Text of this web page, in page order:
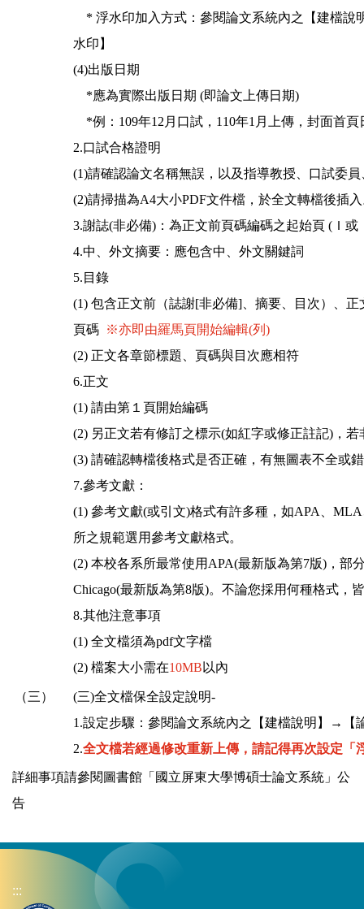
* 浮水印加入方式：參閱論文系統內之【建檔
水印】
(4)出版日期
​*應為實際出版日期 (即論文上傳日期)
*例：109年12月口試，110年1月上傳，封面首頁
2.口試合格證明
(1)請確認論文名稱無誤，以及指導教授、口試委
(2)請掃描為A4大小PDF文件檔，於全文轉檔後插
3.謝誌(非必備)：為正文前頁碼編碼之起始頁 (Ｉ或
4.中、外文摘要：應包含中、外文關鍵詞
5.目錄
(1) 包含正文前（誌謝[非必備]、摘要、目次）、
頁碼 ※亦即由羅馬頁開始編輯(列)
(2) 正文各章節標題、頁碼與目次應相符
6.正文
(1) 請由第１頁開始編碼
(2) 另正文若有修訂之標示(如紅字或修正註記)，
(3) 請確認轉檔後格式是否正確，有無圖表不全或
7.參考文獻：
(1) 參考文獻(或引文)格式有許多種，如APA、
所之規範選用參考文獻格式。
(2) 本校各系所最常使用APA(最新版為第7版)，部
Chicago(最新版為第8版)。不論您採用何種格式，
8.其他注意事項
(1) 全文檔須為pdf文字檔
(2) 檔案大小需在10MB 以內
（三）
(三)全文檔保全設定說明-
1.設定步驟：參閱論文系統內之【建檔說明】→【
2.全文檔若經過修改重新上傳，請記得再次設定「
詳細事項請參閱圖書館「 國立屏東大學博碩士論文系統 」公
告
:::